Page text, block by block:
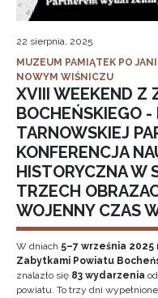
22 sierpnia, 2025
MUZEUM PAMIĄTEK PO
NOWYM WIŚNICZU
XVIII WEEKEND Z
BOCHEŃSKIEGO
TARNOWSKIEJ
KONFERENCJA
HISTORYCZNA W
TRZECH
WOJENNY CZAS
W dniach 5–7 września 2025
Zabytkami Powiatu
znalazło się 83 wydarzenia
powiatu. To trzy dni